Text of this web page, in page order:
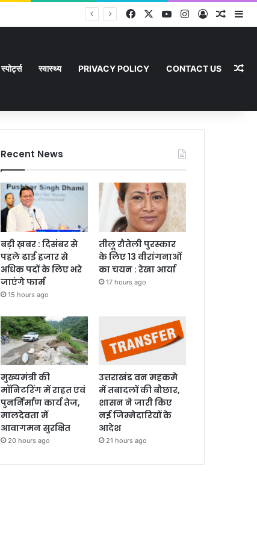
FacebookYouTubeInstagram
Log In
स्पोर्ट्स स्वास्थ्य PRIVACY POLICY CONTACT US
Recent News
बड़ी ख़बर : दिसंबर से
पहले ढाई हजार से
अधिक पदों के लिए भरे
जाएंगे फार्म
15 hours ago
तीलू रौतेली पुरस्कार
के लिए 13 वीरांगनाओं
का चयन : रेखा आर्या
17 hours ago
मुख्यमंत्री की
मॉनिटरिंग में राहत एवं
पुनर्निर्माण कार्य तेज,
मालदेवता में
आवागमन सुरक्षित
20 hours ago
उत्तराखंड वन महकमे
में तबादलों की बौछार,
शासन ने जारी किए
नई जिम्मेदारियों के
आदेश
21 hours ago